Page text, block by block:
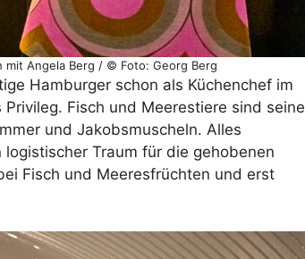
mit Angela Berg / © Foto: Georg Berg
Hamburger schon als Küchenchef im
Fisch und Meerestiere sind seine
und Jakobsmuscheln. Alles
Traum für die gehobenen
Fisch und Meeresfrüchten und erst